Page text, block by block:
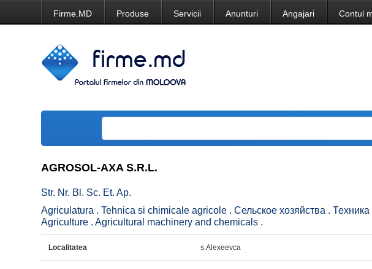
Firme.MD Produse Servicii Anunturi Angajari Contul
AGROSOL-AXA S.R.L.
Str. Nr. Bl. Sc. Et. Ap.
Agriculatura . Tehnica si chimicale agricole . Сельское хозяйства . Техника
Agriculture . Agricultural machinery and chemicals .
Localitatea s.Alexeevca